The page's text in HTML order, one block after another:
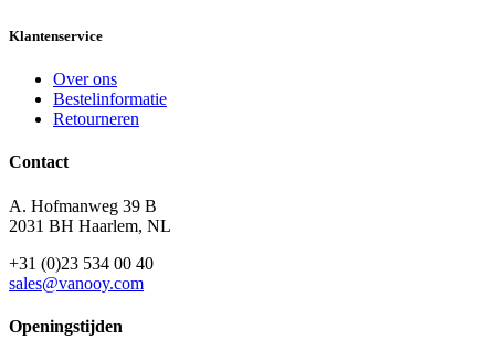
Klantenservice
Over ons
Bestelinformatie
Retourneren
Contact
A. Hofmanweg 39 B
2031 BH Haarlem, NL
+31 (0)23 534 00 40
sales@vanooy.com
Openingstijden